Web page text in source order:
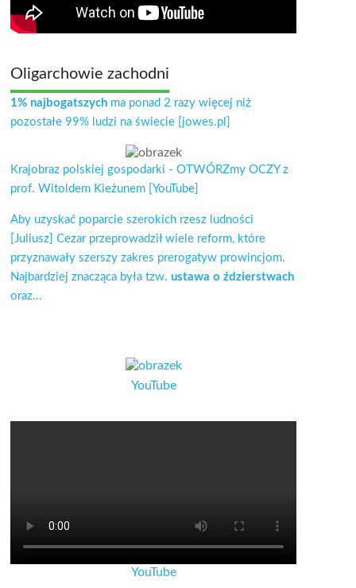
Oligarchowie zachodni
1% najbogatszych ma ponad 2 razy więcej niż
pozostałe 99% ludzi na świecie [jowes.pl]
Krajobraz polskiej gospodarki - OTWÓRZmy OCZY z
prof. Witoldem Kieżunem [YouTube]
Aby uzyskać poparcie szerokich rzesz ludności
[Juliusz] Cezar przeprowadził wiele reform, które
przyznawały szerszy zakres prerogatyw prowincjom.
Najbardziej znacząca była tzw.ustawa o ździerstwach
oraz...
YouTube
YouTube